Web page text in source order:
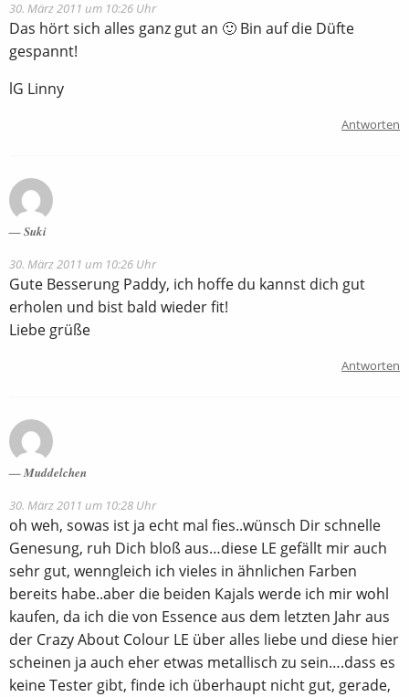
30. März 2011 um 10:26 Uhr
Das hört sich alles ganz gut an 🙂 Bin auf die Düfte
gespannt!
lG Linny
Antworten
Suki
30. März 2011 um 10:26 Uhr
Gute Besserung Paddy, ich hoffe du kannst dich gut
erholen und bist bald wieder fit!
Liebe grüße
Antworten
Muddelchen
30. März 2011 um 10:28 Uhr
oh weh, sowas ist ja echt mal fies..wünsch Dir schnelle
Genesung, ruh Dich bloß aus…diese LE gefällt mir auch
sehr gut, wenngleich ich vieles in ähnlichen Farben
bereits habe..aber die beiden Kajals werde ich mir wohl
kaufen, da ich die von Essence aus dem letzten Jahr aus
der Crazy About Colour LE über alles liebe und diese hier
scheinen ja auch eher etwas metallisch zu sein….dass es
keine Tester gibt, finde ich überhaupt nicht gut, gerade,